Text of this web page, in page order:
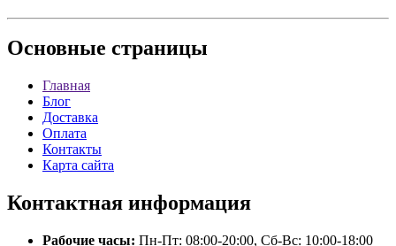
Основные страницы
Главная
Блог
Доставка
Оплата
Контакты
Карта сайта
Контактная информация
Рабочие часы: Пн-Пт: 08:00-20:00, Сб-Вс: 10:00-18:00